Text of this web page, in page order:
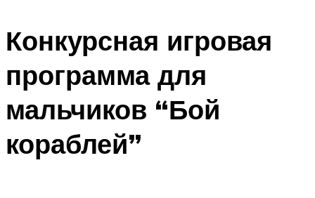
Конкурсная игровая
программа для
мальчиков “Бой
кораблей”